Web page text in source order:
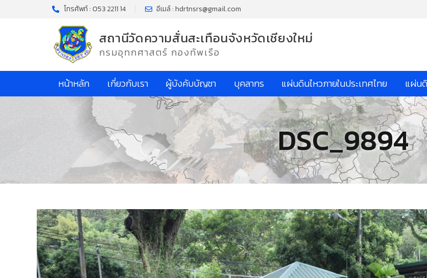
โทรศัพท์ : 053 2211 14 อีเมล์ : hdrtnsrs@gmail.com
สถานีวัดความสั่นสะเทือนจังหวัดเชียงใหม่
กรมอุทกศาสตร์ กองทัพเรือ
หน้าหลัก เกี่ยวกับเรา ผู้บังคับบัญชา บุคลากร แผ่นดินไหวภายในประเทศไทย แผ่น
DSC_9894